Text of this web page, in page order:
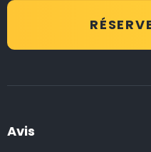
Avis